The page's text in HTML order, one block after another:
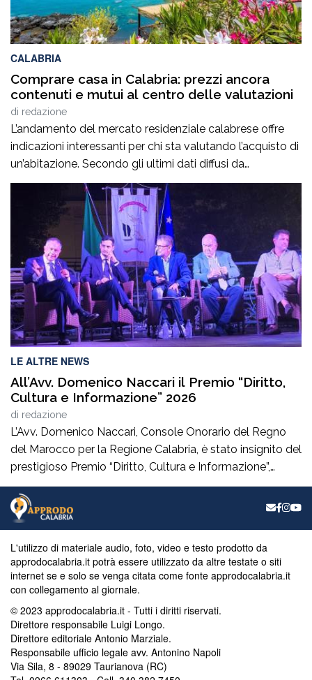
CALABRIA
Comprare casa in Calabria: prezzi ancora
contenuti e mutui al centro delle valutazioni
di redazione
L’andamento del mercato residenziale calabrese offre
indicazioni interessanti per chi sta valutando l’acquisto di
un’abitazione. Secondo gli ultimi dati diffusi da
Immobiliare.it, a giugno 2026 il prezzo medio richiesto
per gli immobili residenziali in Calabria si attesta intorno
ai 961 euro al metro quadrato, confermando valori tra i
più contenuti a livello nazionale. Per chi […]
LE ALTRE NEWS
All’Avv. Domenico Naccari il Premio “Diritto,
Cultura e Informazione” 2026
di redazione
L’Avv. Domenico Naccari, Console Onorario del Regno
del Marocco per la Regione Calabria, è stato insignito del
prestigioso Premio “Diritto, Cultura e Informazione”,
giunto alla IV edizione, promosso dal Consiglio
dell’Ordine degli Avvocati di Palmi, dall’AIGA –
Associazione Italiana Giovani Avvocati – Sezione di
di Famiglia – […]
L'utilizzo di materiale audio, foto, video e testo prodotto da
approdocalabria.it potrà essere utilizzato da altre testate o siti
internet se e solo se venga citata come fonte approdocalabria.it
con collegamento al giornale.
© 2023 approdocalabria.it - Tutti i diritti riservati.
Direttore responsabile Luigi Longo.
Direttore editoriale Antonio Marziale.
Responsabile ufficio legale avv. Antonino Napoli
Via Sila, 8 - 89029 Taurianova (RC)